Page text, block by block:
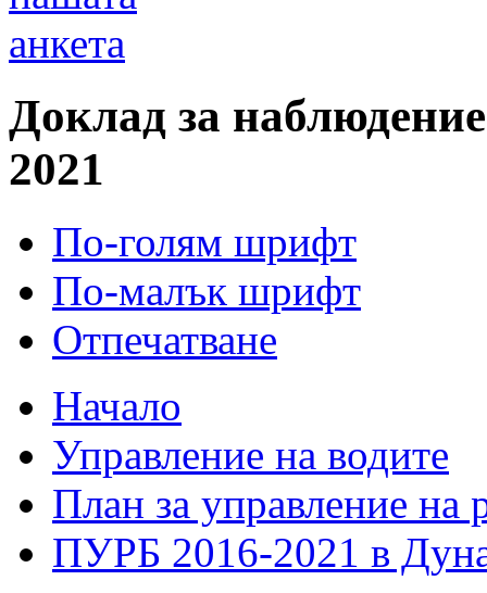
анкета
Доклад за
2021
По-голям шрифт
По-малък шрифт
Отпечатване
Начало
Управление на водите
План за управление на
ПУРБ 2016-2021 в